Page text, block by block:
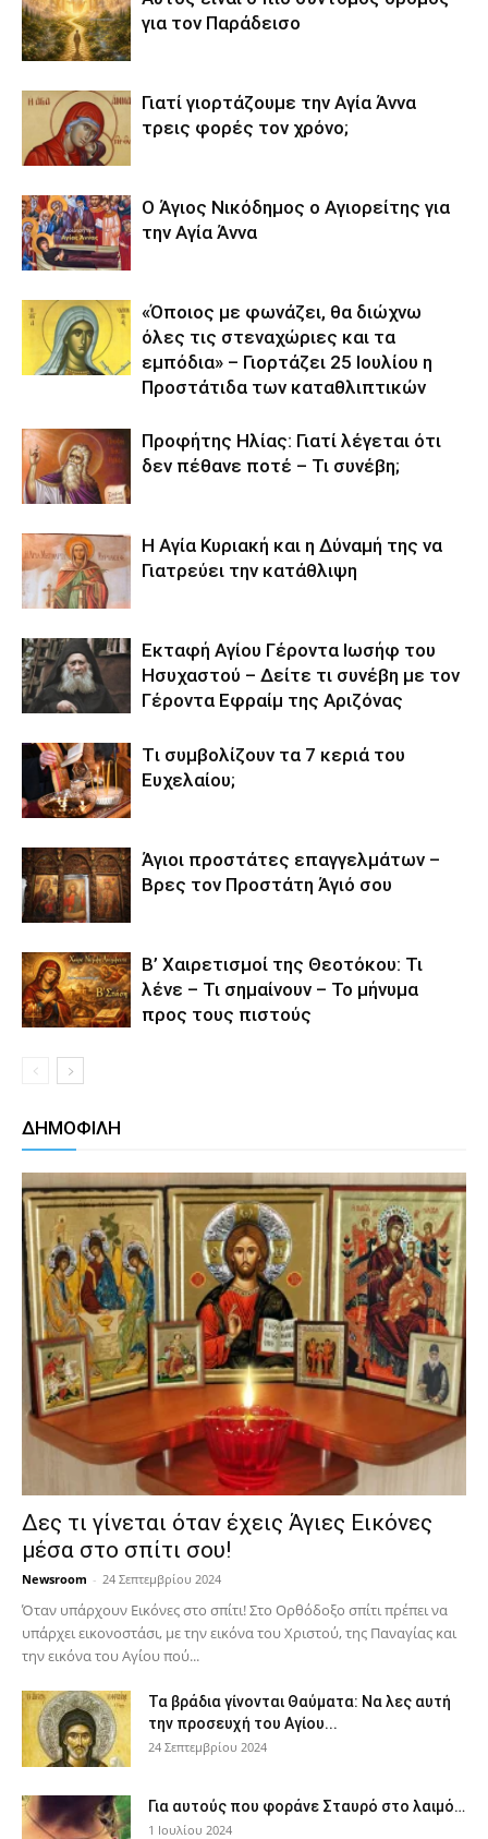
για τον Παράδεισο
Γιατί γιορτάζουμε την Αγία Άννα
τρεις φορές τον χρόνο;
Ο Άγιος Νικόδημος ο Αγιορείτης για
την Αγία Άννα
«Όποιος με φωνάζει, θα διώχνω
όλες τις στεναχώριες και τα
εμπόδια» – Γιορτάζει 25 Ιουλίου η
Προστάτιδα των καταθλιπτικών
Προφήτης Ηλίας: Γιατί λέγεται ότι
δεν πέθανε ποτέ – Τι συνέβη;
Η Αγία Κυριακή και η Δύναμή της να
Γιατρεύει την κατάθλιψη
Εκταφή Αγίου Γέροντα Ιωσήφ του
Ησυχαστού – Δείτε τι συνέβη με τον
Γέροντα Εφραίμ της Αριζόνας
Tι συμβολίζουν τα 7 κεριά του
Ευχελαίου;
Άγιοι προστάτες επαγγελμάτων –
Βρες τον Προστάτη Άγιό σου
Β’ Χαιρετισμοί της Θεοτόκου: Τι
λένε – Τι σημαίνουν – Το μήνυμα
προς τους πιστούς
ΔΗΜΟΦΙΛΗ
Δες τι γίνεται όταν έχεις Άγιες Εικόνες
μέσα στο σπίτι σου!
Newsroom - 24 Σεπτεμβρίου 2024
Όταν υπάρχουν Εικόνες στο σπίτι! Στο Ορθόδοξο σπίτι πρέπει να
υπάρχει εικονοστάσι, με την εικόνα του Χριστού, της Παν­αγίας και
την εικόνα του Αγίου πού...
Τα βράδια γίνονται Θαύματα: Να λες αυτή
την προσευχή του Αγίου...
24 Σεπτεμβρίου 2024
Για αυτούς που φοράνε Σταυρό στο λαιμό…
1 Ιουλίου 2024